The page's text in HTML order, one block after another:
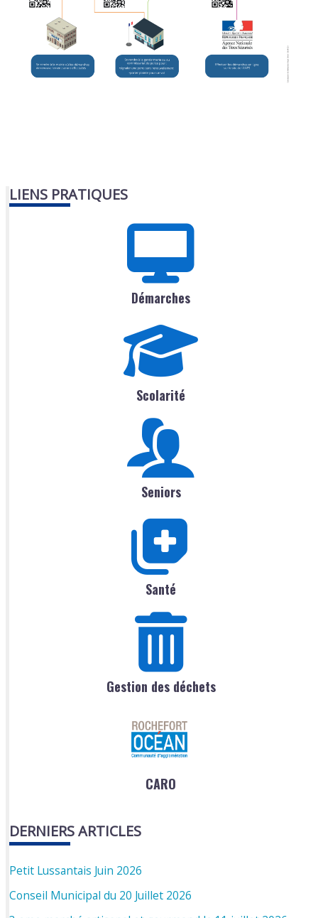
LIENS PRATIQUES
Démarches
Scolarité
Seniors
Santé
Gestion des déchets
CARO
DERNIERS ARTICLES
Petit Lussantais Juin 2026
Conseil Municipal du 20 Juillet 2026